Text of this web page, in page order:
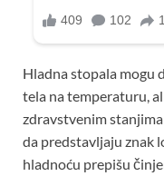
Hladna stopala mogu
tela na temperaturu,
zdravstvenim
da predstavljaju znak
hladnoću prepišu